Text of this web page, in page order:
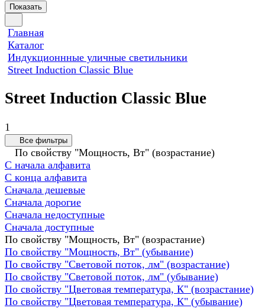
Показать
Главная
Каталог
Индукционнные уличные светильники
Street Induction Classic Blue
Street Induction Classic Blue
1
Все фильтры
По свойству "Мощность, Вт" (возрастание)
С начала алфавита
С конца алфавита
Сначала дешевые
Сначала дорогие
Сначала недоступные
Сначала доступные
По свойству "Мощность, Вт" (возрастание)
По свойству "Мощность, Вт" (убывание)
По свойству "Световой поток, лм" (возрастание)
По свойству "Световой поток, лм" (убывание)
По свойству "Цветовая температура, К" (возрастание)
По свойству "Цветовая температура, К" (убывание)